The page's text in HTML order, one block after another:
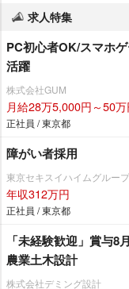
求人特集
PC初心者OK/スマホ
活躍
株式会社GUM
月給28万5,000円～50万
正社員 / 東京都
障がい者採用
東京セキスイハイムグループ
年収312万円
正社員 / 東京都
「未経験歓迎」賞与
農業土木設計
株式会社デミング設計